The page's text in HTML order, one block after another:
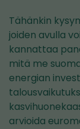
Tähänkin
joiden avulla
kannattaa
mitä me
energian
arvioida